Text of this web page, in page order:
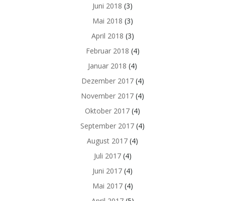
Juni 2018 (3)
Mai 2018 (3)
April 2018 (3)
Februar 2018 (4)
Januar 2018 (4)
Dezember 2017(4)
November 2017 (4)
Oktober 2017 (4)
September 2017 (4)
August 2017 (4)
Juli 2017(4)
Juni 2017 (4)
Mai 2017(4)